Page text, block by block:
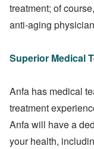
treatment; of
anti-aging
Superior Medical
Anfa has medical
treatment
Anfa will have a
your health,